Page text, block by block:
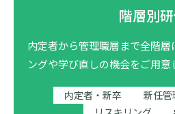
階層別
内定者から管理職層まで全階層
ングや学び直しの機会をご用意
内定者・新卒 新任管